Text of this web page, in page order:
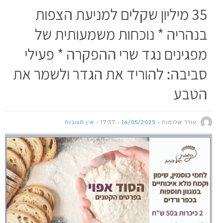
35 מיליון שקלים למניעת הצפות
בנהריה * נוכחות משמעותית של
מפגינים נגד שרי ההפקרה * פעילי
סביבה: להוריד את הגדר ולשמר את
הטבע
עודד שלומות 14/05/2025
17:37 אין תגובות